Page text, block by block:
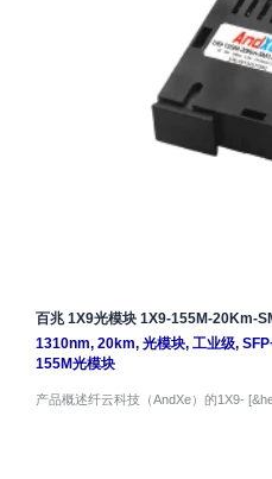
百兆 1X9光模块 1X9-155M-20Km-
1310nm, 20km, 光模块, 工业级,
155M光模块
产品概述纤云科技（AndXe）的1X9-